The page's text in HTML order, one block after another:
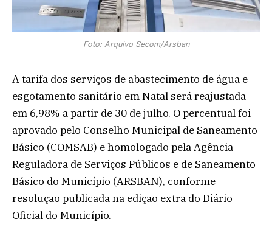
Foto: Arquivo Secom/Arsban
A tarifa dos serviços de abastecimento de água e
esgotamento sanitário em Natal será reajustada
em 6,98% a partir de 30 de julho. O percentual foi
aprovado pelo Conselho Municipal de Saneamento
Básico (COMSAB) e homologado pela Agência
Reguladora de Serviços Públicos e de Saneamento
Básico do Município (ARSBAN), conforme
resolução publicada na edição extra do Diário
Oficial do Município.